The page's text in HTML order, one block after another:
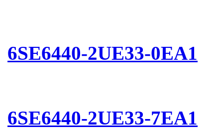
6SE6440-2UE33-0EA1
6SE6440-2UE33-7EA1